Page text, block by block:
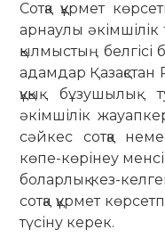
Сотқа құрмет
арнаулы
қылмыстың белгісі
адамдар
құқық
әкімшілік
сәйкес сотқа
көпе-көрінеу
боларлық кез-
сотқа құрмет
түсіну керек.